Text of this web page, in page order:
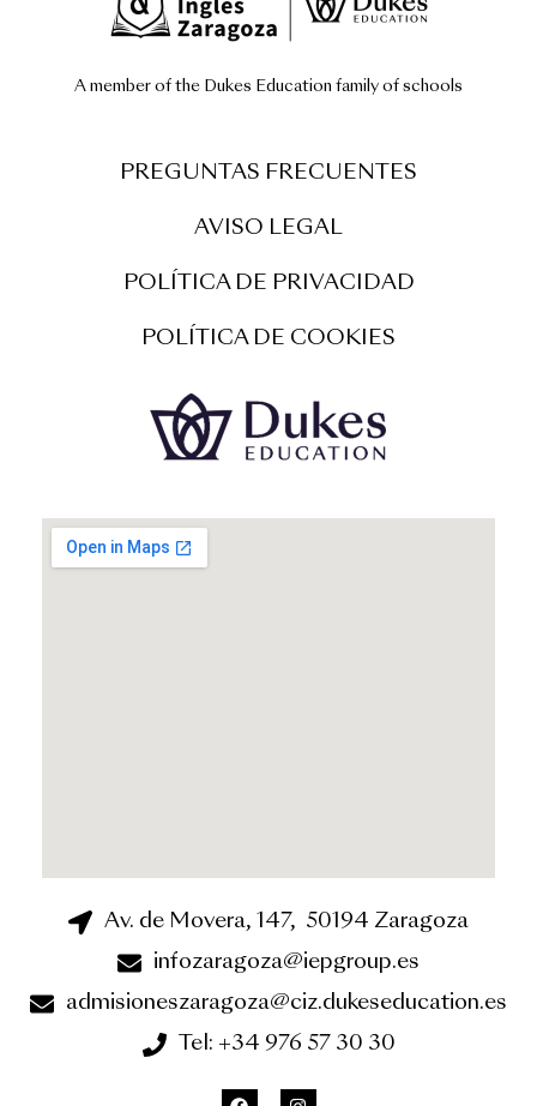
A member of the Dukes Education family of schools
PREGUNTAS FRECUENTES
AVISO LEGAL
POLÍTICA DE PRIVACIDAD
POLÍTICA DE COOKIES
Av. de Movera, 147, 50194 Zaragoza
infozaragoza@iepgroup.es
admisioneszaragoza@ciz.dukeseducation.es
Tel: +34 976 57 30 30